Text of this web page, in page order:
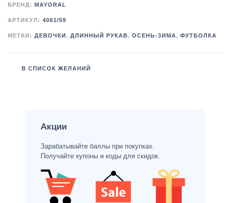
БРЕНД: MAYORAL
АРТИКУЛ: 4061/59
МЕТКИ: ДЕВОЧКИ , ДЛИННЫЙ РУКАВ, ОСЕНЬ-ЗИМА, ФУТБОЛКА
В СПИСОК ЖЕЛАНИЙ
Акции
Зарабатывайте баллы при покупках.
Получайте купоны и коды для скидок.